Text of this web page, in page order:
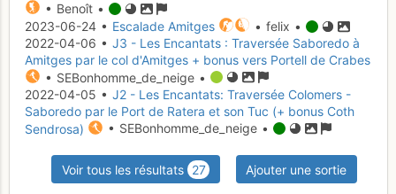
• Benoît •
2023-06-24 • Escalade Amitges
• felix •
2022-04-06 • J3 - Les Encantats : Traversée Saboredo à
Amitges par le col d'Amitges + bonus vers Portell de Crabes
• SEBonhomme_de_neige •
2022-04-05 • J2 - Les Encantats: Traversée Colomers -
Saboredo par le Port de Ratera et son Tuc (+ bonus Coth
Sendrosa)
• SEBonhomme_de_neige •
Voir tous les résultats 27 Ajouter une sortie